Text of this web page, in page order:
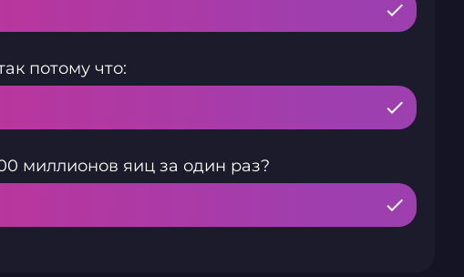
потому что:
миллионов яиц за один раз?